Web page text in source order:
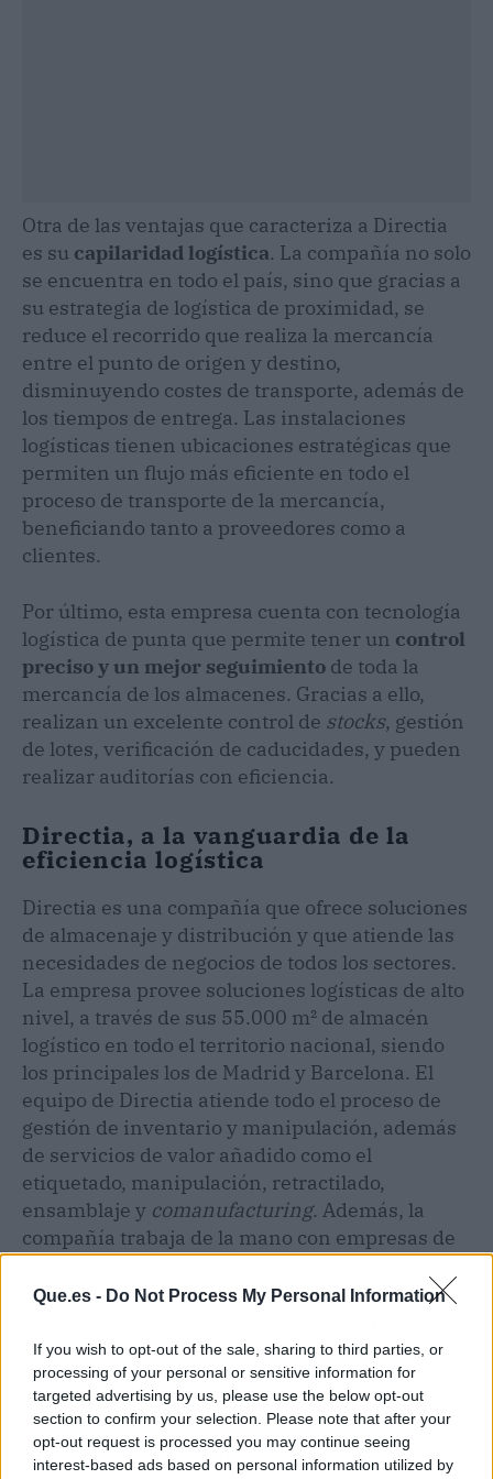
Que.es - Do Not Process My Personal Information
If you wish to opt-out of the sale, sharing to third parties, or
processing of your personal or sensitive information for
targeted advertising by us, please use the below opt-out
section to confirm your selection. Please note that after your
opt-out request is processed you may continue seeing
interest-based ads based on personal information utilized by
Otra de las ventajas que caracteriza a Directia
es su capilaridad logística. La compañía no solo
se encuentra en todo el país, sino que gracias a
su estrategia de logística de proximidad, se
reduce el recorrido que realiza la mercancía
entre el punto de origen y destino,
disminuyendo costes de transporte, además de
los tiempos de entrega. Las instalaciones
logísticas tienen ubicaciones estratégicas que
permiten un flujo más eficiente en todo el
proceso de transporte de la mercancía,
beneficiando tanto a proveedores como a
clientes.
Por último, esta empresa cuenta con tecnología
logística de punta que permite tener un control
preciso y un mejor seguimiento de toda la
mercancía de los almacenes. Gracias a ello,
realizan un excelente control de stocks, gestión
de lotes, verificación de caducidades, y pueden
realizar auditorías con eficiencia.
Directia, a la vanguardia de la
eficiencia logística
Directia es una compañía que ofrece soluciones
de almacenaje y distribución y que atiende las
necesidades de negocios de todos los sectores.
La empresa provee soluciones logísticas de alto
nivel, a través de sus 55.000 m² de almacén
logístico en todo el territorio nacional, siendo
los principales los de Madrid y Barcelona. El
equipo de Directia atiende todo el proceso de
gestión de inventario y manipulación, además
de servicios de valor añadido como el
etiquetado, manipulación, retractilado,
ensamblaje y comanufacturing. Además, la
compañía trabaja de la mano con empresas de
la correcta distribución de la mercancía desde
envíos nacionales e internacionales y
cubriendo servicios especiales y transportes
exclusivos.
Directia utiliza tecnología puntera en el